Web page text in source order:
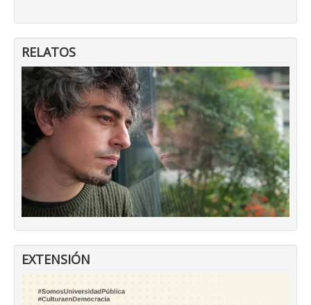
RELATOS
EXTENSIÓN